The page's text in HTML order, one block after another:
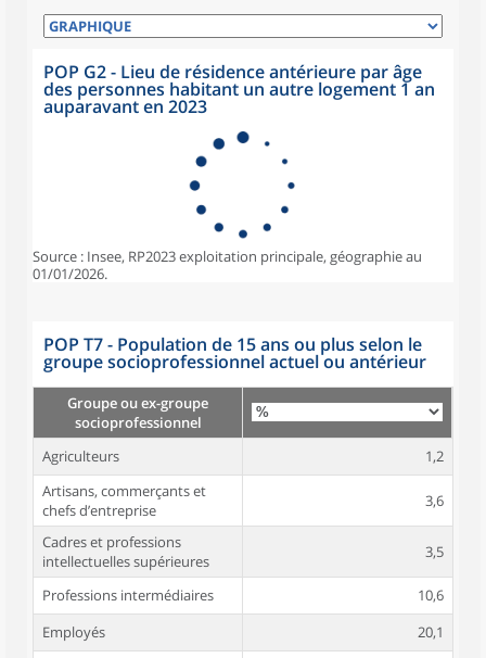
POP G2 - Lieu de résidence antérieure par âge
des personnes habitant un autre logement 1 an
auparavant en 2023
Source : Insee, RP2023 exploitation principale, géographie au
01/01/2026.
POP T7 - Population de 15 ans ou plus selon le
groupe socioprofessionnel actuel ou antérieur
Groupe ou ex-groupe
socioprofessionnel
Agriculteurs
1,2
Artisans, commerçants et
chefs d’entreprise
3,6
Cadres et professions
intellectuelles supérieures
3,5
Professions intermédiaires
10,6
Employés
20,1